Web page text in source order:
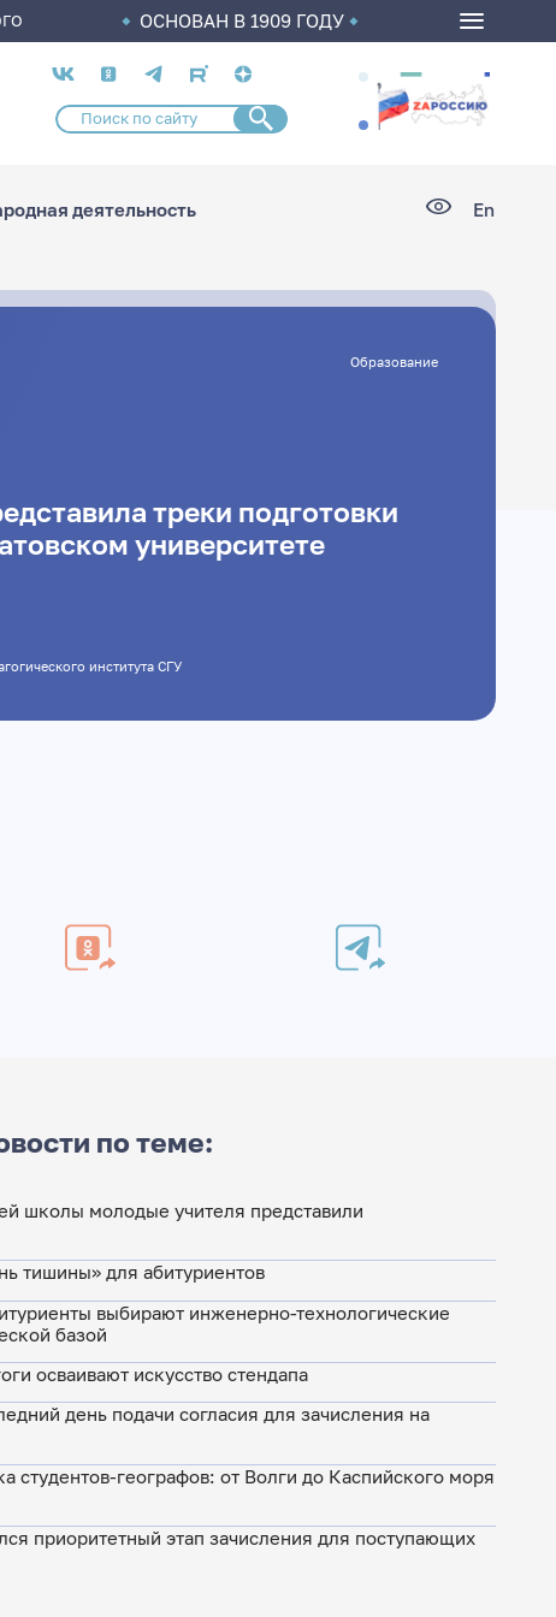
ОСНОВАН В 1909 ГОДУ
Социальные
сети
деятельность En
Образование
треки подготовки
университете
института СГУ
по теме:
школы молодые учителя представили
тишины» для абитуриентов
выбирают инженерно-технологические
базой
осваивают искусство стендапа
день подачи согласия для зачисления на
студентов-географов: от Волги до Каспийского моря
приоритетный этап зачисления для поступающих